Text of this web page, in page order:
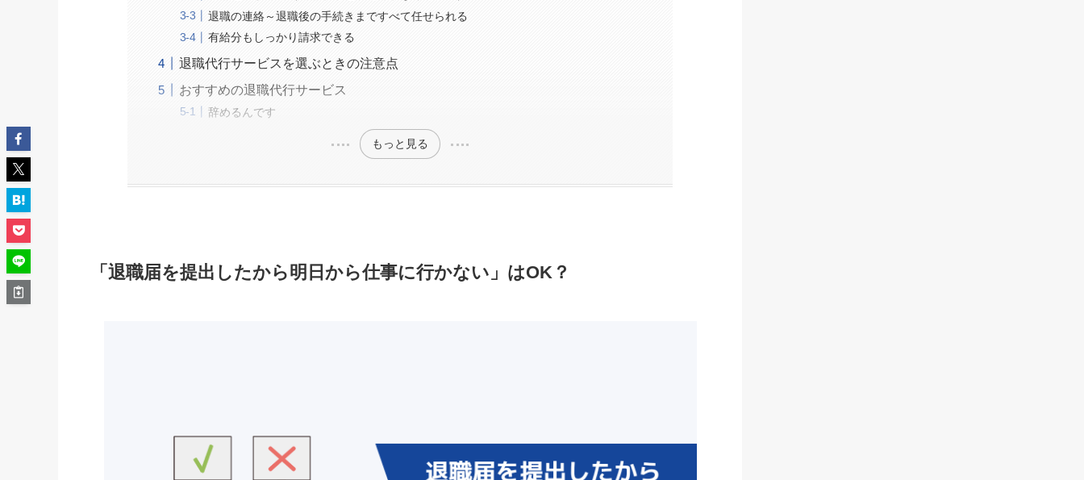
退職の連絡～退職後の手続きまですべて任せられる
有給分もしっかり請求できる
退職代行サービスを選ぶときの注意点
おすすめの退職代行サービス
辞めるんです
もっと見る
「退職届を提出したから明日から仕事に行かない」はOK？